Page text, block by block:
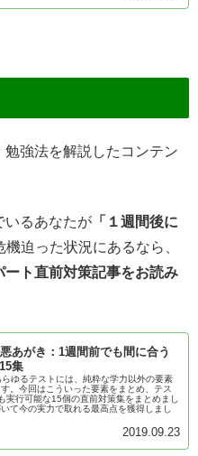
強法を解説したコンテン
いるあなたが 「１週間後に
機迫った状況にあるなら、
ート直前対策記事をお読み
あがき：1週間前でも間に合う
集
ゆるテストには、純粋な学力以外の要素
。今回はこういった要素をまとめ、テス
実行可能な15個の直前対策集をまとめまし
て今の実力で取れる最高点を獲得しまし
2019.09.23